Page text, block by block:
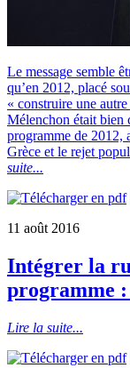
Le message semble
qu’en 2012, placé
« construire une
Mélenchon était bien
programme de 2012,
Grèce et le rejet
suite...
11 août 2016
Intégrer la
programme :
Lire la suite...